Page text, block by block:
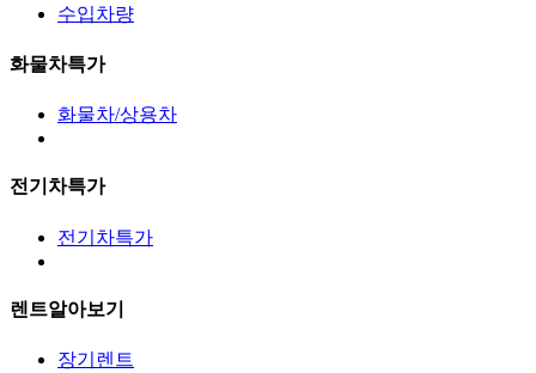
수입차량
화물차특가
화물차/상용차
전기차특가
전기차특가
렌트알아보기
장기렌트